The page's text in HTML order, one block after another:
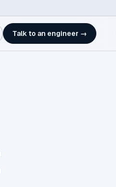
Talk to an engineer →